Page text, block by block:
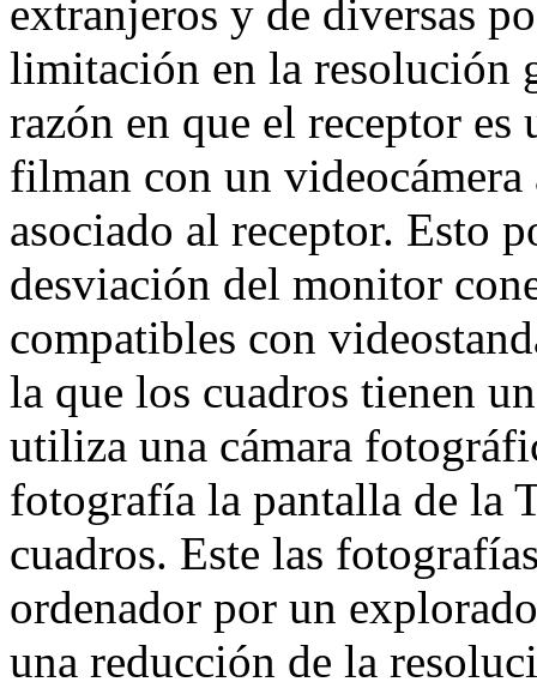
extranjeros y de diversas
limitación en la resolución
razón en que el receptor
filman con un
asociado al receptor. Esto
desviación del monitor
compatibles con
la que los cuadros tienen
utiliza una cámara
fotografía la pantalla de la
cuadros. Este las
ordenador por un
una reducción de la